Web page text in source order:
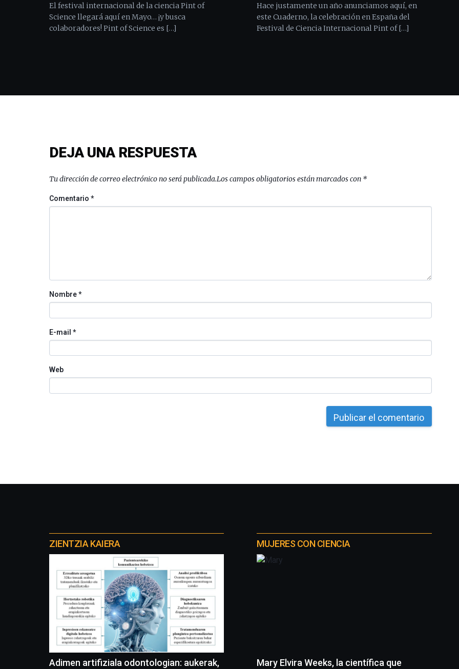
El festival internacional de la ciencia Pint of
Science llegará aquí en Mayo… ¡y busca
colaboradores! Pint of Science es […]
Hace justamente un año anunciamos aquí, en
este Cuaderno, la celebración en España del
Festival de Ciencia Internacional Pint of […]
DEJA UNA RESPUESTA
Tu dirección de correo electrónico no será publicada.Los campos obligatorios están marcados con *
Comentario*
Nombre*
E-mail *
Web
proyectos
ZIENTZIA KAIERA
Adimen artifiziala odontologian: aukerak,
MUJERES CON CIENCIA
Mary Elvira Weeks, la científica que